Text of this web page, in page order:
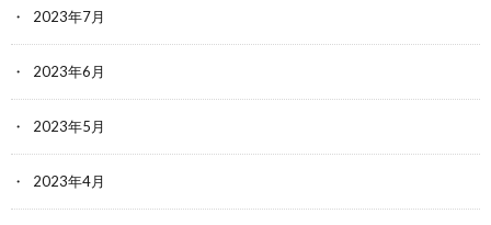
2023年7月
2023年6月
2023年5月
2023年4月